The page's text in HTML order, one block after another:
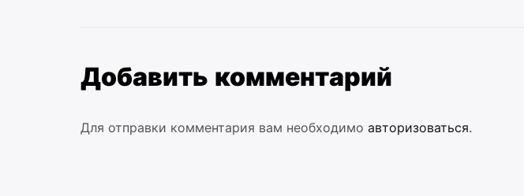
Добавить комментарий
Для отправки комментария вам необходимо авторизоваться.